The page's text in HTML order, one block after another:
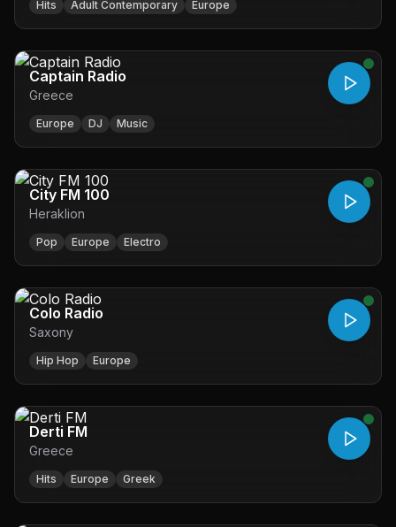
Hits Adult Contemporary Europe
Captain Radio
Greece
Europe DJ Music
City FM 100
Heraklion
Pop Europe Electro
Colo Radio
Saxony
Hip Hop Europe
Derti FM
Greece
Hits Europe Greek